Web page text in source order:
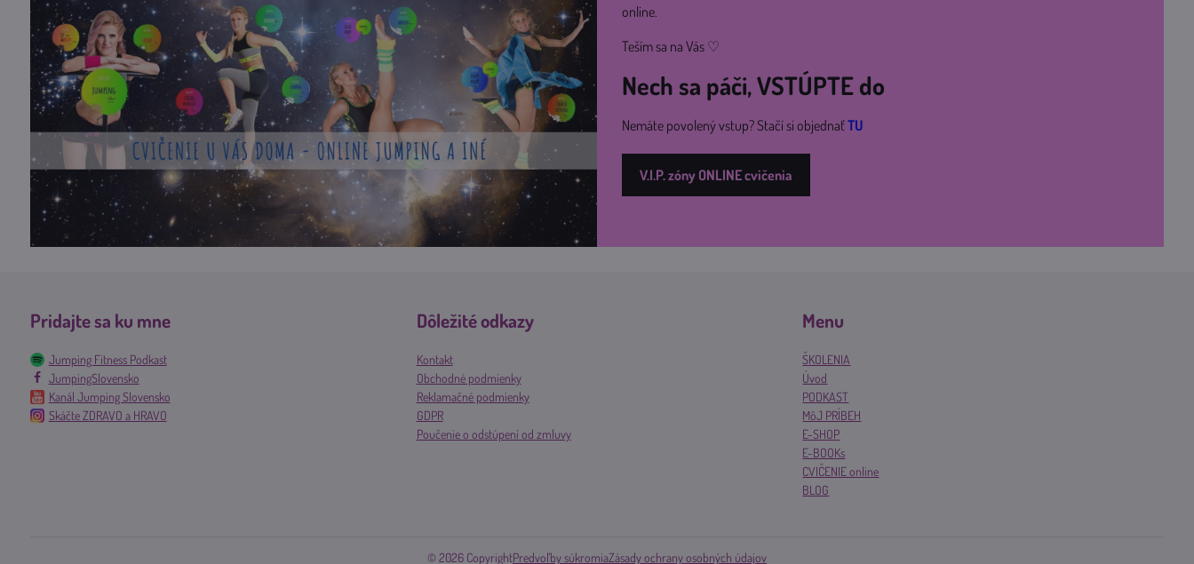
online.
Teším sa na Vás ♡
Nech sa páči, VSTÚPTE do
Nemáte povolený vstup? Stačí si objednaťTU
V.I.P. zóny ONLINE cvičenia
Pridajte sa ku mne
Jumping Fitness Podkast
JumpingSlovensko
Kanál Jumping Slovensko
Skáčte ZDRAVO a HRAVO
Dôležité odkazy
Kontakt
Obchodné podmienky
Reklamačné podmienky
GDPR
Poučenie o odstúpení od zmluvy
Menu
ŠKOLENIA
Úvod
PODKAST
MôJ PRÍBEH
E-SHOP
E-BOOKs
CVIČENIE online
BLOG
©2026CopyrightPredvoľby súkromiaZásady ochrany osobných údajov